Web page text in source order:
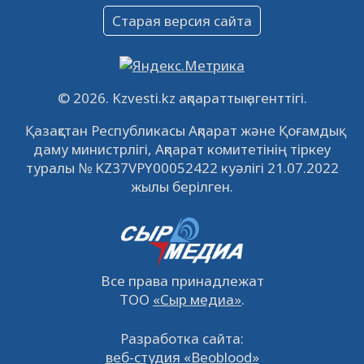
Объявление
09.12.2022
Свободные рабочие места
встречу с инвесторами в Кызылорде 22
ноября
21.11.2022 14941 0
© 2026. Kzvesti.kz ақпараттық агенттігі.
Қазақстан Республикасы Ақпарат және Қоғамдық
даму министрлігі, Ақпарат комитетінің тіркеу
туралы № KZ37VPY00052422 куәлігі 21.07.2022
жылы берілген.
Все права принадлежат
ТОО «Сыр медиа».
Старая версия сайта
Разработка сайта:
веб-студия «Beoblood»